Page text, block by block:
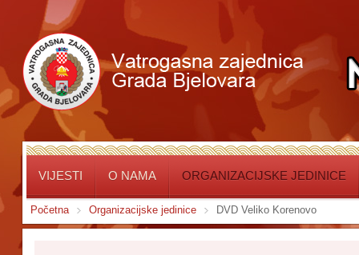
VIJESTI O NAMA ORGANIZACIJSKE JEDINICE
Početna Organizacijske jedinice DVD Veliko Korenovo